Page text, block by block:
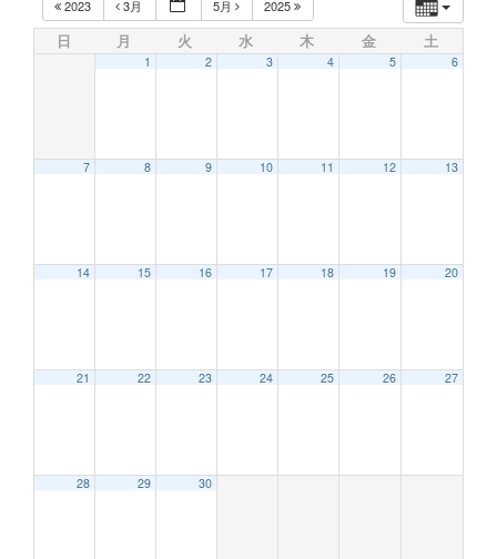
2023 3月 5月 2025
日 月 火 水 木 金 土
1 2 3 4 5 6
7 8 9 10 11 12 13
14 15 16 17 18 19 20
21 22 23 24 25 26 27
28 29 30
2:00 AM